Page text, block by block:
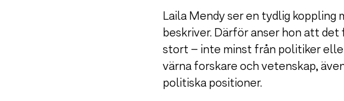
Laila Mendy ser en tydlig koppling
beskriver. Därför anser hon att
stort – inte minst från politiker
värna forskare och vetenskap,
politiska positioner.